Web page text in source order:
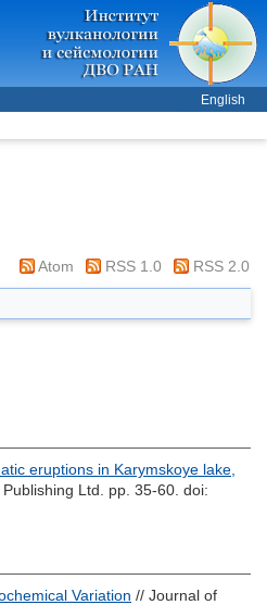
English
Atom RSS 1.0 RSS 2.0
eruptions in Karymskoye lake,
Ltd. pp. 35-60. doi:
Variation // Journal of